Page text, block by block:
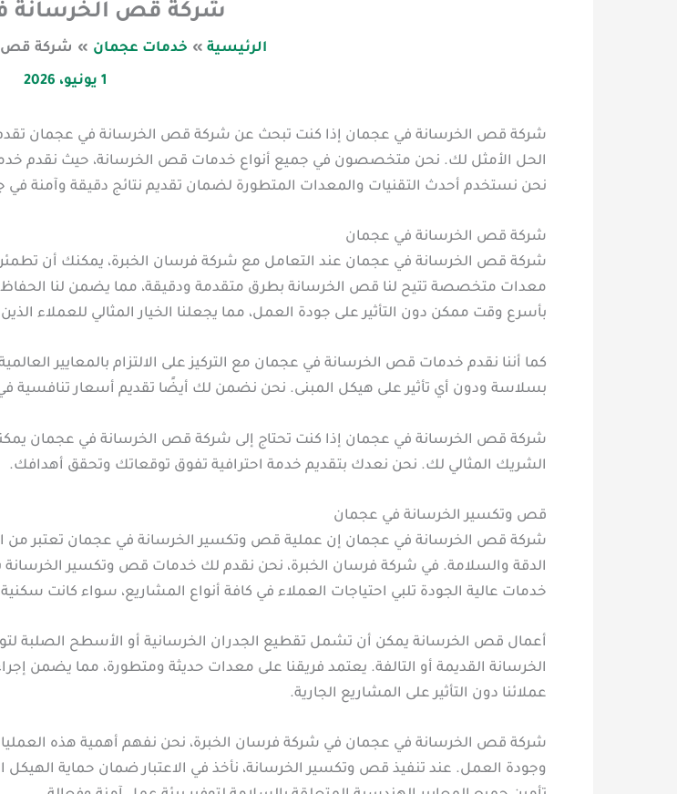
شركة قص الخرسانة
الرئيسية خدمات عجمان شركة قص
1 يونيو، 2026
شركة قص الخرسانة في عجمان إذا كنت تبحث عن شركة قص الخرسانة في عجمان تقدم
الحل الأمثل لك. نحن متخصصون في جميع أنواع خدمات قص الخرسانة، حيث نقدم
نحن نستخدم أحدث التقنيات والمعدات المتطورة لضمان تقديم نتائج دقيقة وآمنة
شركة قص الخرسانة في عجمان
شركة قص الخرسانة في عجمان عند التعامل مع شركة فرسان الخبرة، يمكنك أن
معدات متخصصة تتيح لنا قص الخرسانة بطرق متقدمة ودقيقة، مما يضمن لنا الحفاظ
بأسرع وقت ممكن دون التأثير على جودة العمل، مما يجعلنا الخيار المثالي للعملاء
كما أننا نقدم خدمات قص الخرسانة في عجمان مع التركيز على الالتزام بالمعايير
بسلاسة ودون أي تأثير على هيكل المبنى. نحن نضمن لك أيضًا تقديم أسعار تنافسية
شركة قص الخرسانة في عجمان إذا كنت تحتاج إلى شركة قص الخرسانة في عجمان
الشريك المثالي لك. نحن نعدك بتقديم خدمة احترافية تفوق توقعاتك وتحقق أهدافك.
قص وتكسير الخرسانة في عجمان
شركة قص الخرسانة في عجمان إن عملية قص وتكسير الخرسانة في عجمان تعتبر من
الدقة والسلامة. في شركة فرسان الخبرة، نحن نقدم لك خدمات قص وتكسير الخرسانة
خدمات عالية الجودة تلبي احتياجات العملاء في كافة أنواع المشاريع، سواء كانت سكنية
أعمال قص الخرسانة يمكن أن تشمل تقطيع الجدران الخرسانية أو الأسطح الصلبة
الخرسانة القديمة أو التالفة. يعتمد فريقنا على معدات حديثة ومتطورة، مما يضمن
عملائنا دون التأثير على المشاريع الجارية.
شركة قص الخرسانة في عجمان في شركة فرسان الخبرة، نحن نفهم أهمية هذه العمليات
وجودة العمل. عند تنفيذ قص وتكسير الخرسانة، نأخذ في الاعتبار ضمان حماية